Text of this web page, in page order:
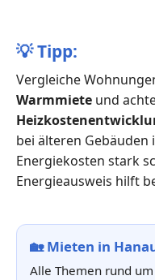
💡Tipp:
Vergleiche
Warmmiete und
bei älteren Gebäuden
Energiekosten stark
Energieausweis hilft
🏡Mieten in
Alle Themen rund